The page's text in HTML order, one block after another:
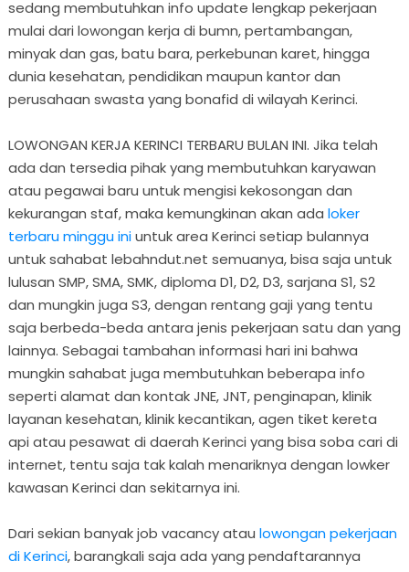
sedang membutuhkan info update lengkap pekerjaan
mulai dari lowongan kerja di bumn, pertambangan,
minyak dan gas, batu bara, perkebunan karet, hingga
dunia kesehatan, pendidikan maupun kantor dan
perusahaan swasta yang bonafid di wilayah Kerinci.
LOWONGAN KERJA KERINCI TERBARU BULAN INI. Jika telah
ada dan tersedia pihak yang membutuhkan karyawan
atau pegawai baru untuk mengisi kekosongan dan
kekurangan staf, maka kemungkinan akan ada loker
terbaru minggu iniuntuk area Kerinci setiap bulannya
untuk sahabat lebahndut.net semuanya, bisa saja untuk
lulusan SMP, SMA, SMK, diploma D1, D2, D3, sarjana S1, S2
dan mungkin juga S3, dengan rentang gaji yang tentu
saja berbeda-beda antara jenis pekerjaan satu dan yang
lainnya. Sebagai tambahan informasi hari ini bahwa
mungkin sahabat juga membutuhkan beberapa info
seperti alamat dan kontak JNE, JNT, penginapan, klinik
layanan kesehatan, klinik kecantikan, agen tiket kereta
api atau pesawat di daerah Kerinci yang bisa soba cari di
internet, tentu saja tak kalah menariknya dengan lowker
kawasan Kerinci dan sekitarnya ini.
Dari sekian banyak job vacancy atau lowongan pekerjaan
di Kerinci, barangkali saja ada yang pendaftarannya